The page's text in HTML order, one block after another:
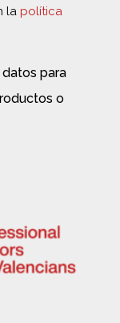
la política
para
o